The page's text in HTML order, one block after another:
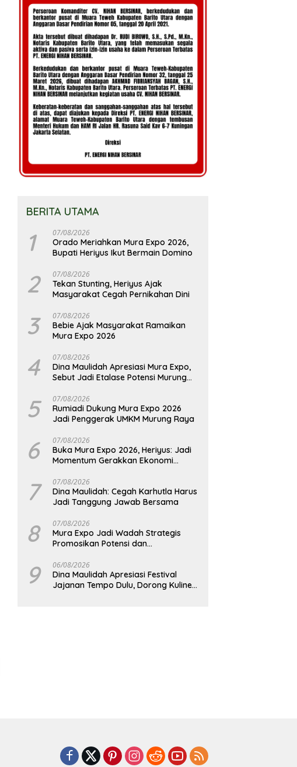
BERITA UTAMA
1 07/08/2026
Orado Meriahkan Mura Expo 2026,
Bupati Heriyus Ikut Bermain Domino
2 07/08/2026
Tekan Stunting, Heriyus Ajak
Masyarakat Cegah Pernikahan Dini
3 07/08/2026
Bebie Ajak Masyarakat Ramaikan
Mura Expo 2026
4 07/08/2026
Dina Maulidah Apresiasi Mura Expo,
Sebut Jadi Etalase Potensi Murung
5 07/08/2026
Rumiadi Dukung Mura Expo 2026
Jadi Penggerak UMKM Murung Raya
6 07/08/2026
Buka Mura Expo 2026, Heriyus: Jadi
Momentum Gerakkan Ekonomi
7 07/08/2026
Dina Maulidah: Cegah Karhutla Harus
Jadi Tanggung Jawab Bersama
8 07/08/2026
Mura Expo Jadi Wadah Strategis
Promosikan Potensi dan
9 06/08/2026
Dina Maulidah Apresiasi Festival
Jajanan Tempo Dulu, Dorong Kuliner